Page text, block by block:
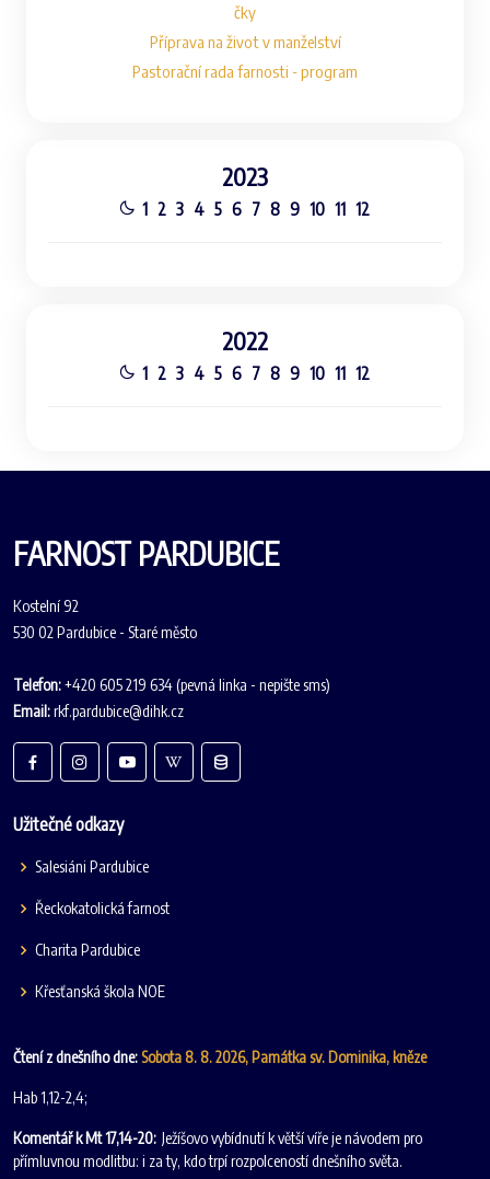
čky
Příprava na život v manželství
Pastorační rada farnosti - program
2023
1 2 3 4 5 6 7 8 9 10 11 12
2022
1 2 3 4 5 6 7 8 9 10 11 12
FARNOST PARDUBICE
Kostelní 92
530 02 Pardubice - Staré město
Telefon:+420 605 219 634 (pevná linka - nepište sms)
Email:rkf.pardubice@dihk.cz
Užitečné odkazy
Salesiáni Pardubice
Řeckokatolická farnost
Charita Pardubice
Křesťanská škola NOE
Čtení z dnešního dne:Sobota 8. 8. 2026, Památka sv. Dominika, kněze
Hab 1,12-2,4;
Komentář k Mt 17,14-20: Ježíšovo vybídnutí k větší víře je návodem pro
přímluvnou modlitbu: i za ty, kdo trpí rozpolceností dnešního světa.